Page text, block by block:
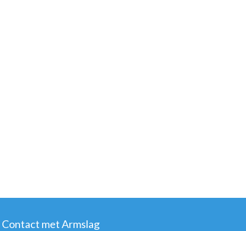
Contact met Armslag